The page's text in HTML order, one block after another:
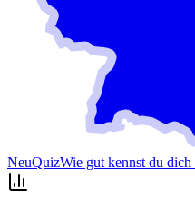
NeuQuizWie gut kennst du